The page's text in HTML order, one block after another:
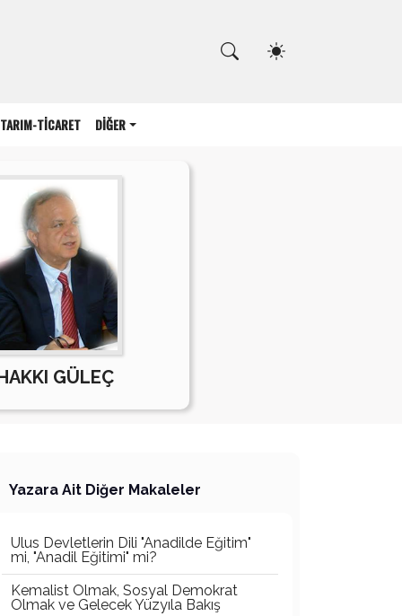
TARIM-TİCARET DİĞER
GÜLEÇ
Yazara Ait Diğer Makaleler
Ulus Devletlerin Dili "Anadilde Eğitim"
mi, "Anadil Eğitimi" mi?
Kemalist Olmak, Sosyal Demokrat
Olmak ve Gelecek Yüzyıla Bakış